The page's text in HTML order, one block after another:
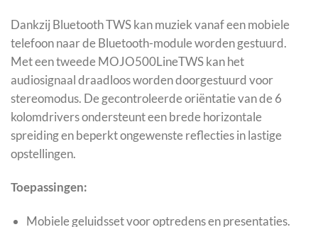
Dankzij Bluetooth TWS kan muziek vanaf een mobiele
telefoon naar de Bluetooth-module worden gestuurd.
Met een tweede MOJO500LineTWS kan het
audiosignaal draadloos worden doorgestuurd voor
stereomodus. De gecontroleerde oriëntatie van de 6
kolomdrivers ondersteunt een brede horizontale
spreiding en beperkt ongewenste reflecties in lastige
opstellingen.
Toepassingen:
Mobiele geluidsset voor optredens en presentaties.